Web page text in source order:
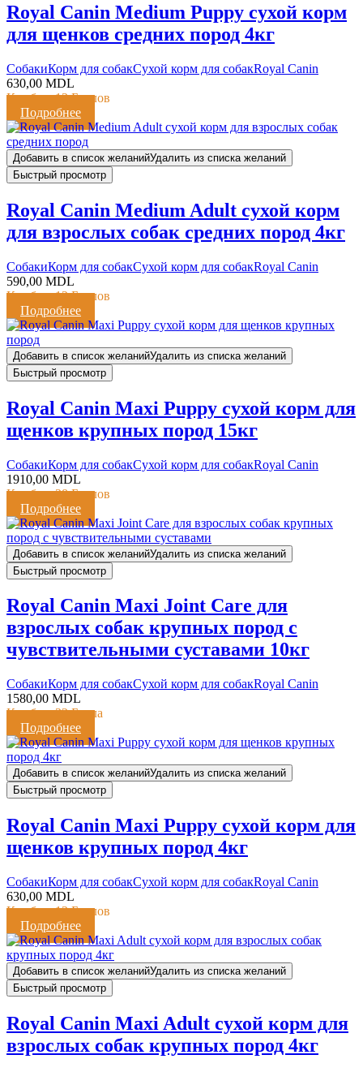
Royal Canin Medium Puppy сухой корм
для щенков средних пород 4кг
CобакиКорм для собакСухой корм для собакRoyal Canin
630,00 MDL
Кешбэк:13 Баллов
Подробнее
Добавить в список желанийУдалить из списка желаний
Быстрый просмотр
Royal Canin Medium Adult сухой корм
для взрослых собак средних пород 4кг
CобакиКорм для собакСухой корм для собакRoyal Canin
590,00 MDL
Кешбэк:12 Баллов
Подробнее
Добавить в список желанийУдалить из списка желаний
Быстрый просмотр
Royal Canin Maxi Puppy сухой корм для
щенков крупных пород 15кг
CобакиКорм для собакСухой корм для собакRoyal Canin
1910,00 MDL
Кешбэк:38 Баллов
Подробнее
Добавить в список желанийУдалить из списка желаний
Быстрый просмотр
Royal Canin Maxi Joint Care для
взрослых собак крупных пород с
чувствительными суставами 10кг
CобакиКорм для собакСухой корм для собакRoyal Canin
1580,00 MDL
Кешбэк:32 Балла
Подробнее
Добавить в список желанийУдалить из списка желаний
Быстрый просмотр
Royal Canin Maxi Puppy сухой корм для
щенков крупных пород 4кг
CобакиКорм для собакСухой корм для собакRoyal Canin
630,00 MDL
Кешбэк:13 Баллов
Подробнее
Добавить в список желанийУдалить из списка желаний
Быстрый просмотр
Royal Canin Maxi Adult сухой корм для
взрослых собак крупных пород 4кг